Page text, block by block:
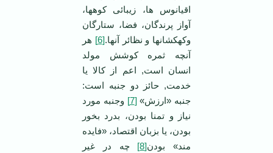
اقیانوس ها، زیبائی کوهها،
آواز پرندگان، فضا، ستارگان
وکهکشانها و نظائر آنها.[6]
هر
آنچه ثمره کوشش مولد
انسان است, اعم از کالا یا
خدمت, حائز دو جنبه است:
جنبه «ارزش» [7]
وجنبه مورد
نیاز و تمنا بودن، بدرد بخور
بودن، یا بزبان اقتصاد، «فایده
مند» بودن[8]
چه در غیر